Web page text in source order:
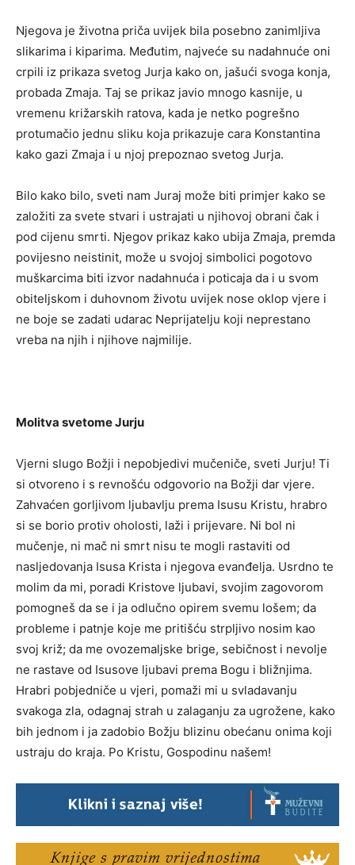
Njegova je životna priča uvijek bila posebno zanimljiva
slikarima i kiparima. Međutim, najveće su nadahnuće oni
crpili iz prikaza svetog Jurja kako on, jašući svoga konja,
probada Zmaja. Taj se prikaz javio mnogo kasnije, u
vremenu križarskih ratova, kada je netko pogrešno
protumačio jednu sliku koja prikazuje cara Konstantina
kako gazi Zmaja i u njoj prepoznao svetog Jurja.
Bilo kako bilo, sveti nam Juraj može biti primjer kako se
založiti za svete stvari i ustrajati u njihovoj obrani čak i
pod cijenu smrti. Njegov prikaz kako ubija Zmaja, premda
povijesno neistinit, može u svojoj simbolici pogotovo
muškarcima biti izvor nadahnuća i poticaja da i u svom
obiteljskom i duhovnom životu uvijek nose oklop vjere i
ne boje se zadati udarac Neprijatelju koji neprestano
vreba na njih i njihove najmilije.
Molitva svetome Jurju
Vjerni slugo Božji i nepobjedivi mučeniče, sveti Jurju! Ti
si otvoreno i s revnošću odgovorio na Božji dar vjere.
Zahvaćen gorljivom ljubavlju prema Isusu Kristu, hrabro
si se borio protiv oholosti, laži i prijevare. Ni bol ni
mučenje, ni mač ni smrt nisu te mogli rastaviti od
nasljedovanja Isusa Krista i njegova evanđelja. Usrdno te
molim da mi, poradi Kristove ljubavi, svojim zagovorom
pomogneš da se i ja odlučno opirem svemu lošem; da
probleme i patnje koje me pritišću strpljivo nosim kao
svoj križ; da me ovozemaljske brige, sebičnost i nevolje
ne rastave od Isusove ljubavi prema Bogu i bližnjima.
Hrabri pobjedniče u vjeri, pomaži mi u svladavanju
svakoga zla, odagnaj strah u zalaganju za ugrožene, kako
bih jednom i ja zadobio Božju blizinu obećanu onima koji
ustraju do kraja. Po Kristu, Gospodinu našem!